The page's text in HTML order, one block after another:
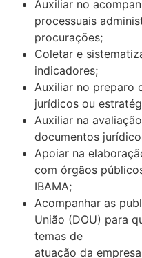
Auxiliar no
processuais
procurações;
Coletar e
indicadores;
Auxiliar no preparo
jurídicos ou
Auxiliar na
documentos
Apoiar na
com órgãos
IBAMA;
Acompanhar as
União (DOU) para
temas de
atuação da